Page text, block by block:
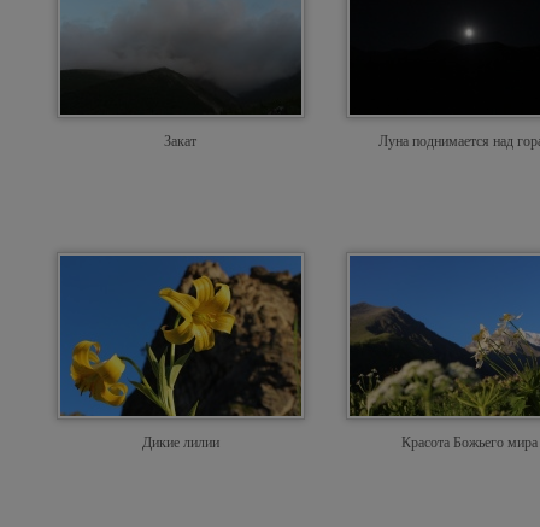
Закат Луна поднимается над
Дикие лилии Красота Божьего мира